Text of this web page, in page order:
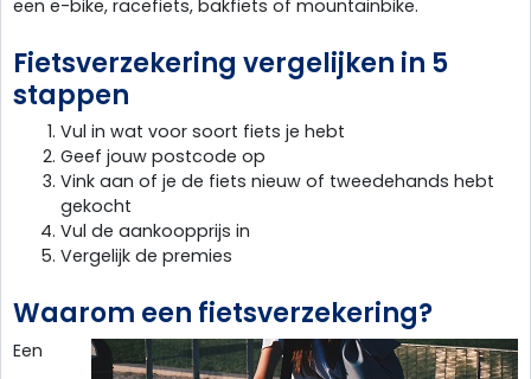
een e-bike, racefiets, bakfiets of mountainbike.
Fietsverzekering vergelijken in 5
stappen
Vul in wat voor soort fiets je hebt
Geef jouw postcode op
Vink aan of je de fiets nieuw of tweedehands hebt
gekocht
Vul de aankoopprijs in
Vergelijk de premies
Waarom een fietsverzekering?
Een